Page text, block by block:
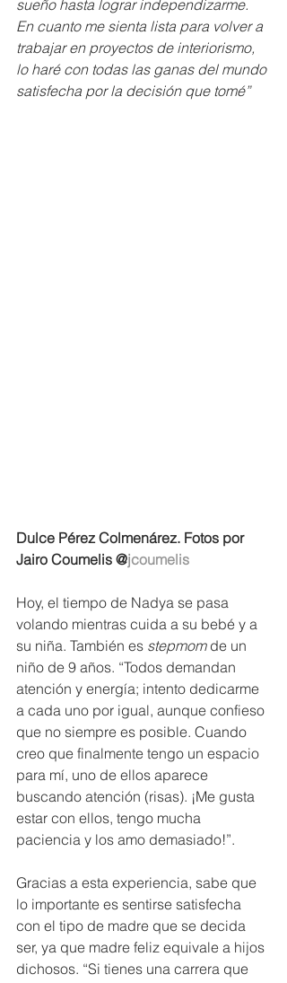
sueño hasta lograr independizarme.
En cuanto me sienta lista para volver a
trabajar en proyectos de interiorismo,
lo haré con todas las ganas del mundo
satisfecha por la decisión que tomé”
Dulce Pérez Colmenárez. Fotos por
Jairo Coumelis @jcoumelis
Hoy, el tiempo de Nadya se pasa
volando mientras cuida a su bebé y a
su niña. También es stepmom de un
niño de 9 años. “Todos demandan
atención y energía; intento dedicarme
a cada uno por igual, aunque confieso
que no siempre es posible. Cuando
creo que finalmente tengo un espacio
para mí, uno de ellos aparece
buscando atención (risas). ¡Me gusta
estar con ellos, tengo mucha
paciencia y los amo demasiado!”.
Gracias a esta experiencia, sabe que
lo importante es sentirse satisfecha
con el tipo de madre que se decida
ser, ya que madre feliz equivale a hijos
dichosos. “Si tienes una carrera que